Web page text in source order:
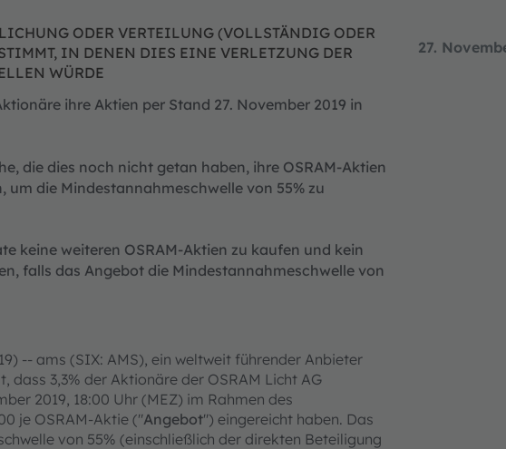
27.
ODER VERTEILUNG (VOLLSTÄNDIG ODER
IN DENEN DIES EINE VERLETZUNG DER
WÜRDE
ihre Aktien per Stand 27. November 2019 in
die dies noch nicht getan haben, ihre OSRAM-Aktien
um die Mindestannahmeschwelle von 55% zu
keine weiteren OSRAM-Aktien zu kaufen und kein
falls das Angebot die Mindestannahmeschwelle von
-- ams (SIX: AMS), ein weltweit führender Anbieter
dass 3,3% der Aktionäre der OSRAM Licht AG
2019, 18:00 Uhr (MEZ) im Rahmen des
je OSRAM-Aktie ("Angebot") eingereicht haben. Das
von 55% (einschließlich der direkten Beteiligung